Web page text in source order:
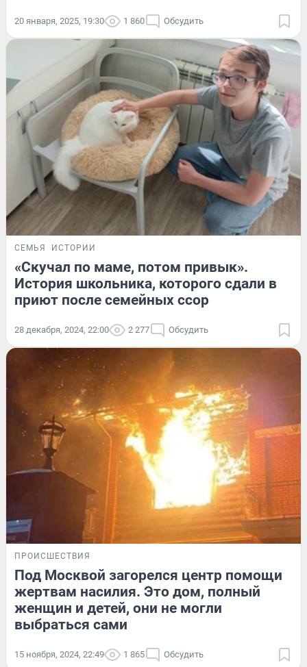
20 января, 2025, 19:30 1 860 Обсудить
СЕМЬЯ ИСТОРИИ
«Скучал по маме, потом привык».
История школьника, которого сдали в
приют после семейных ссор
28 декабря, 2024, 22:00 2 277 Обсудить
ПРОИСШЕСТВИЯ
Под Москвой загорелся центр помощи
жертвам насилия. Это дом, полный
женщин и детей, они не могли
выбраться сами
15 ноября, 2024, 22:49 1 865 Обсудить